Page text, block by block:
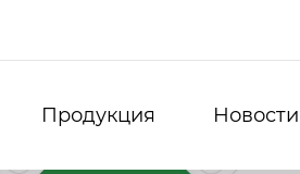
Продукция Новости